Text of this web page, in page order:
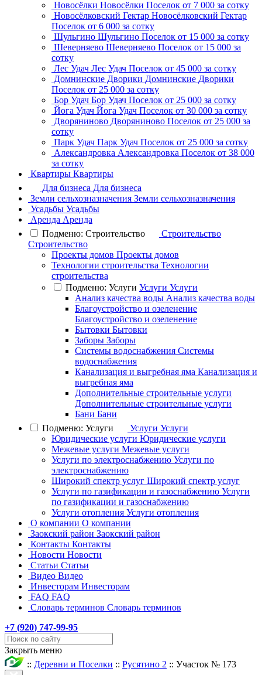
Новосёлки Новосёлки Поселок от 7 000 за сотку
Новосёлковский Гектар Новосёлковский Гектар
Поселок от 6 000 за сотку
Шульгино Шульгино Поселок от 15 000 за сотку
Шеверняево Шеверняево Поселок от 15 000 за
сотку
Лес Удач Лес Удач Поселок от 45 000 за сотку
Домнинские Дворики Домнинские Дворики
Поселок от 25 000 за сотку
Бор Удач Бор Удач Поселок от 25 000 за сотку
Йога Удач Йога Удач Поселок от 30 000 за сотку
Дворяниново Дворяниново Поселок от 25 000 за
сотку
Парк Удач Парк Удач Поселок от 25 000 за сотку
Александровка Александровка Поселок от 38 000
за сотку
Квартиры Квартиры
Для бизнеса Для бизнеса
Земли сельхозназначения Земли сельхозназначения
Усадьбы Усадьбы
Аренда Аренда
Подменю: Строительство
Строительство
Строительство
Проекты домов Проекты домов
Технологии строительства Технологии
строительства
Подменю: Услуги Услуги Услуги
Анализ качества воды Анализ качества воды
Благоустройство и озеленение
Благоустройство и озеленение
Бытовки Бытовки
Заборы Заборы
Системы водоснабжения Системы
водоснабжения
Канализация и выгребная яма Канализация и
выгребная яма
Дополнительные строительные услуги
Дополнительные строительные услуги
Бани Бани
Подменю: Услуги
Услуги Услуги
Юридические услуги Юридические услуги
Межевые услуги Межевые услуги
Услуги по электроснабжению Услуги по
электроснабжению
Широкий спектр услуг Широкий спектр услуг
Услуги по газификации и газоснабжению Услуги
по газификации и газоснабжению
Услуги отопления Услуги отопления
О компании О компании
Заокский район Заокский район
Контакты Контакты
Новости Новости
Статьи Статьи
Видео Видео
Инвесторам Инвесторам
FAQ FAQ
Словарь терминов Словарь терминов
+7 (920) 747-99-95
Закрыть меню
:: Деревни и Поселки :: Русятино 2 :: Участок № 173